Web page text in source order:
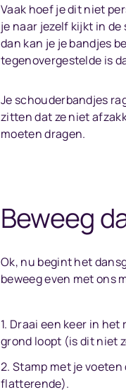
Vaak hoef je dit niet
je naar jezelf kijkt in
dan kan je je bandjes
tegenovergestelde is
Je schouderbandjes
zitten dat ze niet
moeten dragen.
Beweeg
Ok, nu begint het
beweeg even met ons
Draai een keer in het
grond loopt (is dit niet
Stamp met je
flatterende).